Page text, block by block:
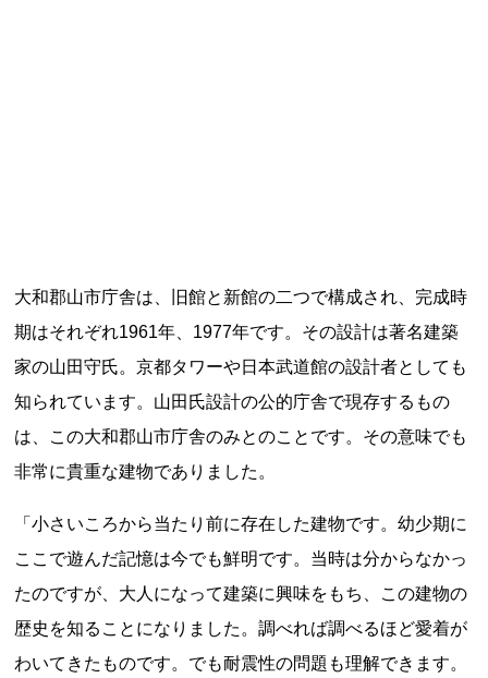
釧路市立東栄小学校 閉校
平群町総合スポーツセンター ウォーターパー
ク 閉鎖
Final Access Books
大和郡山市庁舎は、旧館と新館の二つで構成され、完成時
期はそれぞれ1961年、1977年です。その設計は著名建築
家の山田守氏。京都タワーや日本武道館の設計者としても
知られています。山田氏設計の公的庁舎で現存するもの
は、この大和郡山市庁舎のみとのことです。その意味でも
非常に貴重な建物でありました。
「小さいころから当たり前に存在した建物です。幼少期に
ここで遊んだ記憶は今でも鮮明です。当時は分からなかっ
たのですが、大人になって建築に興味をもち、この建物の
歴史を知ることになりました。調べれば調べるほど愛着が
わいてきたものです。でも耐震性の問題も理解できます。